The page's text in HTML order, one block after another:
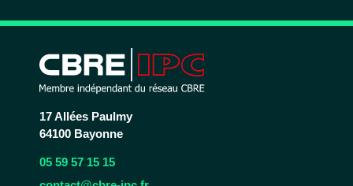
17 Allées Paulmy
64100 Bayonne
05 59 57 15 15